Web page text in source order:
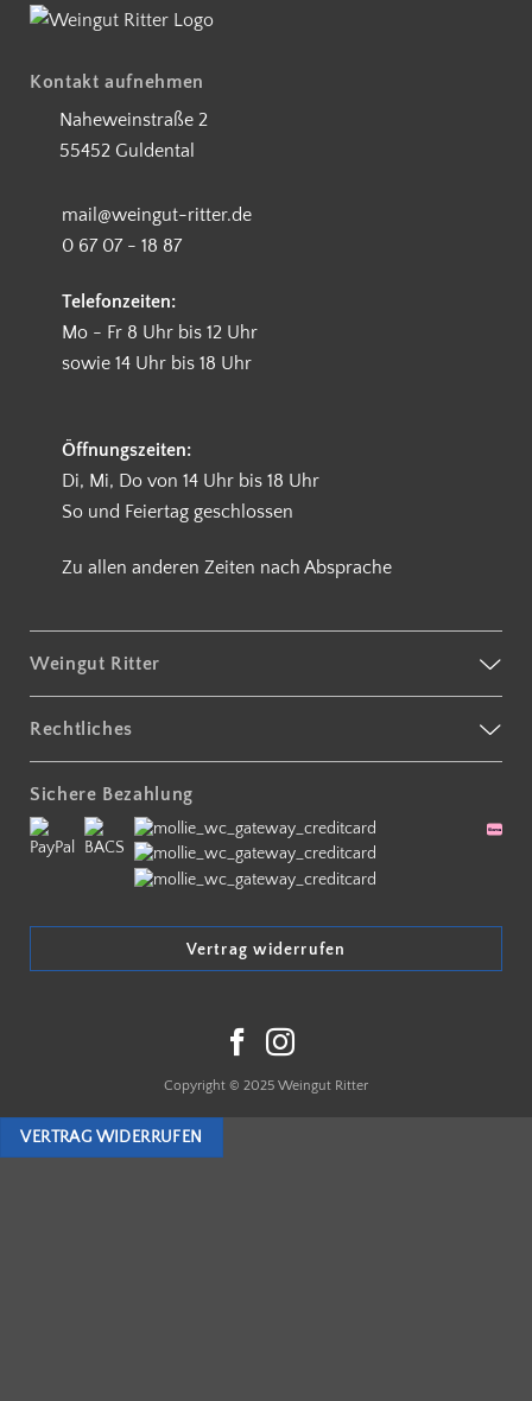
Kontakt aufnehmen
Naheweinstraße 2
55452 Guldental
mail@weingut-ritter.de
0 67 07 - 18 87
Telefonzeiten:
Mo - Fr 8 Uhr bis 12 Uhr
sowie 14 Uhr bis 18 Uhr
Öffnungszeiten:
Di, Mi, Do von 14 Uhr bis 18 Uhr
So und Feiertag geschlossen
Zu allen anderen Zeiten nach Absprache
Weingut Ritter
Rechtliches
Sichere Bezahlung
Vertrag widerrufen
Copyright © 2025 Weingut Ritter
VERTRAG WIDERRUFEN